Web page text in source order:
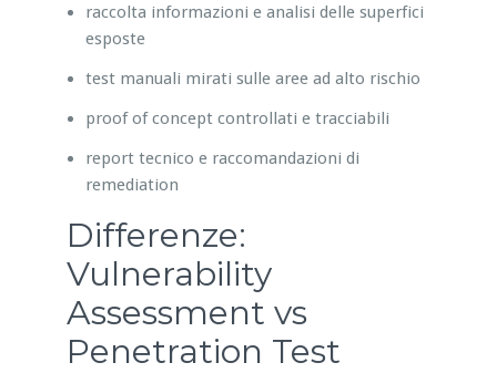
raccolta informazioni e analisi delle superfici
esposte
test manuali mirati sulle aree ad alto rischio
proof of concept controllati e tracciabili
report tecnico e raccomandazioni di
remediation
Differenze:
Vulnerability
Assessment vs
Penetration Test